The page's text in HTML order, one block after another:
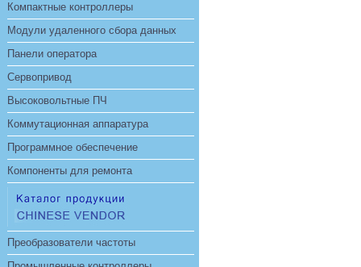
Компактные контроллеры
Модули удаленного сбора данных
Панели оператора
Сервопривод
Высоковольтные ПЧ
Коммутационная аппаратура
Программное обеспечение
Компоненты для ремонта
Преобразователи частоты